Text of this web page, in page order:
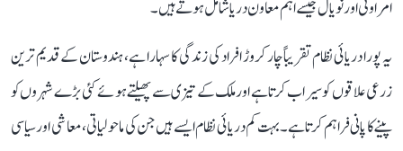
امراوتی اور نویال جیسے اہم معاون دریا شامل ہوتے ہیں۔
یہ پورا دریائی نظام تقریباً چار کروڑ افراد کی زندگی کا سہارا ہے، ہندوستان کے قدیم ترین
زرعی علاقوں کو سیراب کرتا ہے اور ملک کے تیزی سے پھیلتے ہوئے کئی بڑے شہروں کو
پینے کا پانی فراہم کرتا ہے۔ بہت کم دریائی نظام ایسے ہیں جن کی ماحولیاتی، معاشی اور سیاسی